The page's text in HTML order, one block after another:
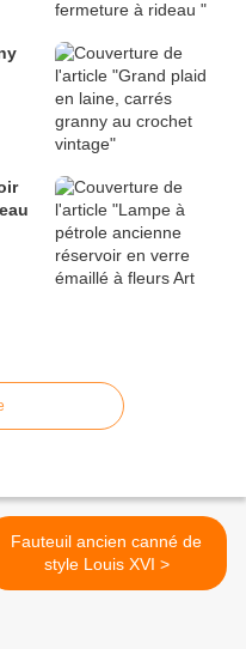
Fauteuil ancien canné de
style Louis XVI >